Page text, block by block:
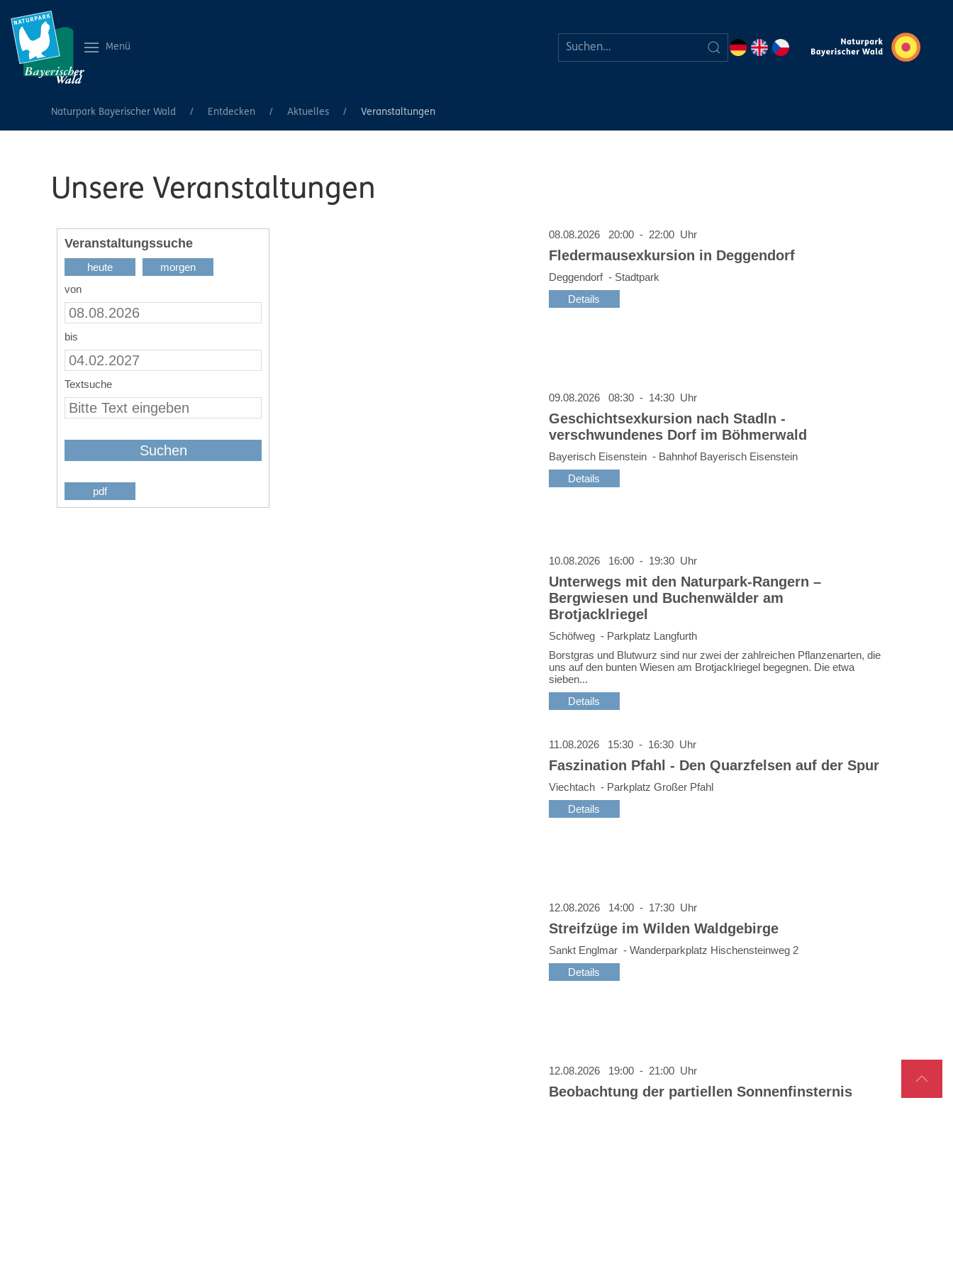
Menü
Naturpark Bayerischer Wald Entdecken Aktuelles Veranstaltungen
Unsere Veranstaltungen